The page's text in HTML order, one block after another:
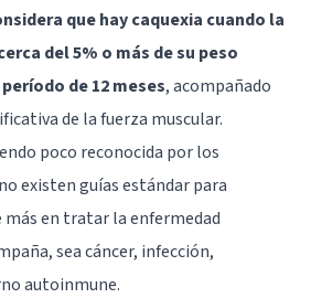
que hay caquexia cuando la
del 5% o más de su peso
de 12 meses, acompañado
de la fuerza muscular.
poco reconocida por los
existen guías estándar para
en tratar la enfermedad
sea cáncer, infección,
autoinmune.